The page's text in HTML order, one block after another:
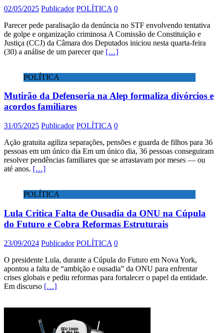
02/05/2025 Publicador POLÍTICA 0
Parecer pede paralisação da denúncia no STF envolvendo tentativa
de golpe e organização criminosa A Comissão de Constituição e
Justiça (CCJ) da Câmara dos Deputados iniciou nesta quarta-feira
(30) a análise de um parecer que […]
POLÍTICA
Mutirão da Defensoria na Alep formaliza divórcios e
acordos familiares
31/05/2025 Publicador POLÍTICA 0
Ação gratuita agiliza separações, pensões e guarda de filhos para 36
pessoas em um único dia Em um único dia, 36 pessoas conseguiram
resolver pendências familiares que se arrastavam por meses — ou
até anos. […]
POLÍTICA
Lula Critica Falta de Ousadia da ONU na Cúpula
do Futuro e Cobra Reformas Estruturais
23/09/2024 Publicador POLÍTICA 0
O presidente Lula, durante a Cúpula do Futuro em Nova York,
apontou a falta de “ambição e ousadia” da ONU para enfrentar
crises globais e pediu reformas para fortalecer o papel da entidade.
Em discurso […]